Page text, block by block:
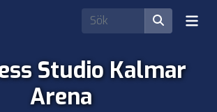
Studio Kalmar
Arena